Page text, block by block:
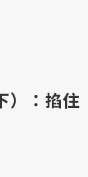
）：掐住